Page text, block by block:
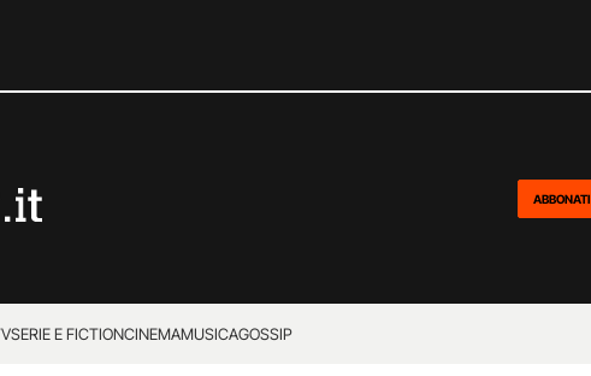
ABBONATI
SERIE E FICTIONCINEMAMUSICAGOSSIP